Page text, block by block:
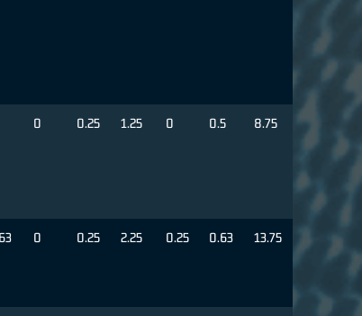
0 0.25 1.25 0 0.5 8.75
0 0.25 2.25 0.25 0.63 13.75